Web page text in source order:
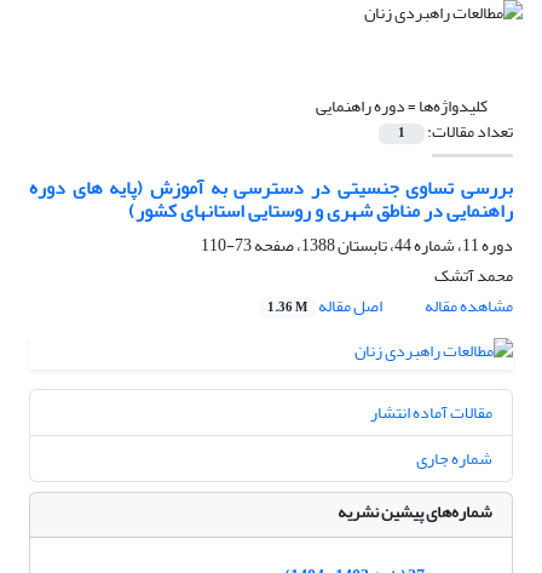
کلیدواژه‌ها =دوره راهنمایی
تعداد مقالات: 1
بررسی تساوی جنسیتی در دسترسی به آموزش (پایه های دوره
راهنمایی در مناطق شهری و روستایی استانهای کشور)
دوره 11، شماره 44، تابستان 1388، صفحه
73-110
محمد آتشک
مشاهده مقاله
اصل مقاله 1.36 M
مقالات آماده انتشار
شماره جاری
شماره‌های پیشین نشریه